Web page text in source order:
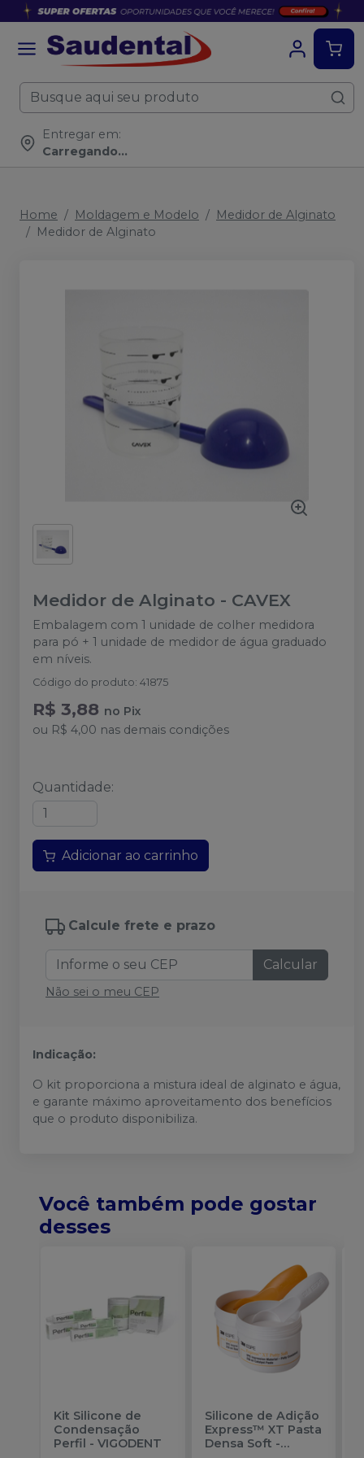
Entregar em:
Carregando...
Home Moldagem e Modelo
Medidor de Alginato
Medidor de Alginato
Medidor de Alginato - CAVEX
Embalagem com 1 unidade de colher medidora
para pó + 1 unidade de medidor de água graduado
em níveis.
Código do produto: 41875
R$ 3,88 no Pix
ou R$ 4,00 nas demais condições
Quantidade:
Adicionar ao carrinho
Calcule frete e prazo
Calcular
Não sei o meu CEP
Indicação:
O kit proporciona a mistura ideal de alginato e água,
e garante máximo aproveitamento dos benefícios
que o produto disponibiliza.
Você também pode gostar
desses
Kit Silicone de
Condensação
Perfil -VIGODENT
Silicone de Adição
Express™ XT Pasta
Densa Soft -